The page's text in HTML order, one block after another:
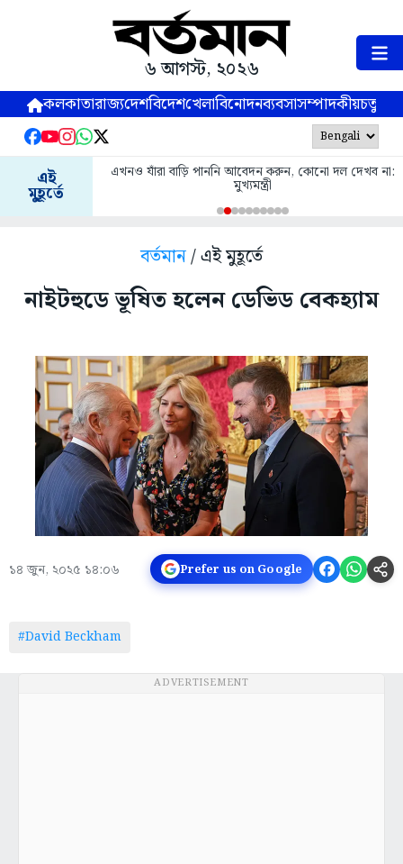
৬ আগস্ট, ২০২৬
কলকাতারাজ্যদেশবিদেশখেলাবিনোদনব্যবসাসম্পাদকীয়
এই
মুহূর্তে
এখনও যাঁরা বাড়ি পাননি আবেদন করুন, কোনো দল দেখব না:
মুখ্যমন্ত্রী
বর্তমান/ এই মুহূর্তে
নাইটহুডে ভূষিত হলেন ডেভিড বেকহ্যাম
১৪ জুন, ২০২৫ ১৪:০৬ Prefer us on Google
#David Beckham
ADVERTISEMENT